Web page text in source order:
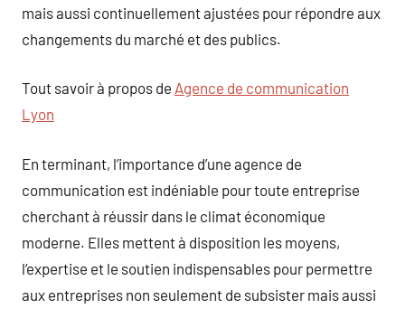
mais aussi continuellement ajustées pour répondre aux
changements du marché et des publics.
Tout savoir à propos de Agence de communication
Lyon
En terminant, l’importance d’une agence de
communication est indéniable pour toute entreprise
cherchant à réussir dans le climat économique
moderne. Elles mettent à disposition les moyens,
l’expertise et le soutien indispensables pour permettre
aux entreprises non seulement de subsister mais aussi